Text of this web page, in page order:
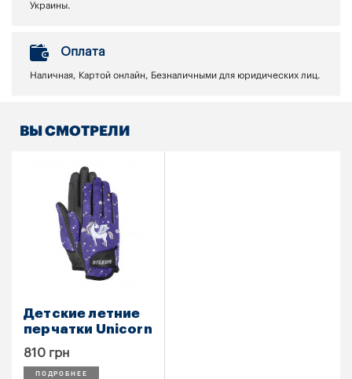
Украины.
Оплата
Наличная, Картой онлайн, Безналичными для юридических лиц.
ВЫ СМОТРЕЛИ
Детские летние
перчатки Unicorn
810 грн
ПОДРОБНЕЕ